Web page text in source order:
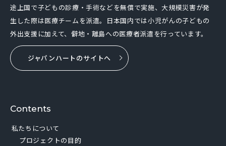
途上国で子どもの診療・手術などを無償で実施、大規模災害が発
生した際は医療チームを派遣。日本国内では小児がんの子どもの
外出支援に加えて、僻地・離島への医療者派遣を行っています。
ジャパンハートのサイトへ
Contents
私たちについて
プロジェクトの目的